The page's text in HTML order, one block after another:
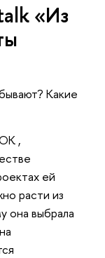
«Из
Какие
,
ей
расти из
она выбрала